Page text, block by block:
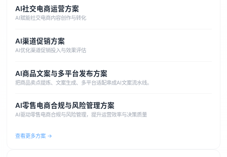
AI社交电商运营方案
AI赋能社交电商内容创作与转化
AI渠道促销方案
AI优化渠道促销投入与效果评估
AI商品文案与多平台发布方案
把商品卖点提炼、文案生成、多平台适配串成AI文案流水线。
AI零售电商合规与风险管理方案
AI驱动零售电商合规与风险管理，提升运营效率与决策质量
查看更多方案 →